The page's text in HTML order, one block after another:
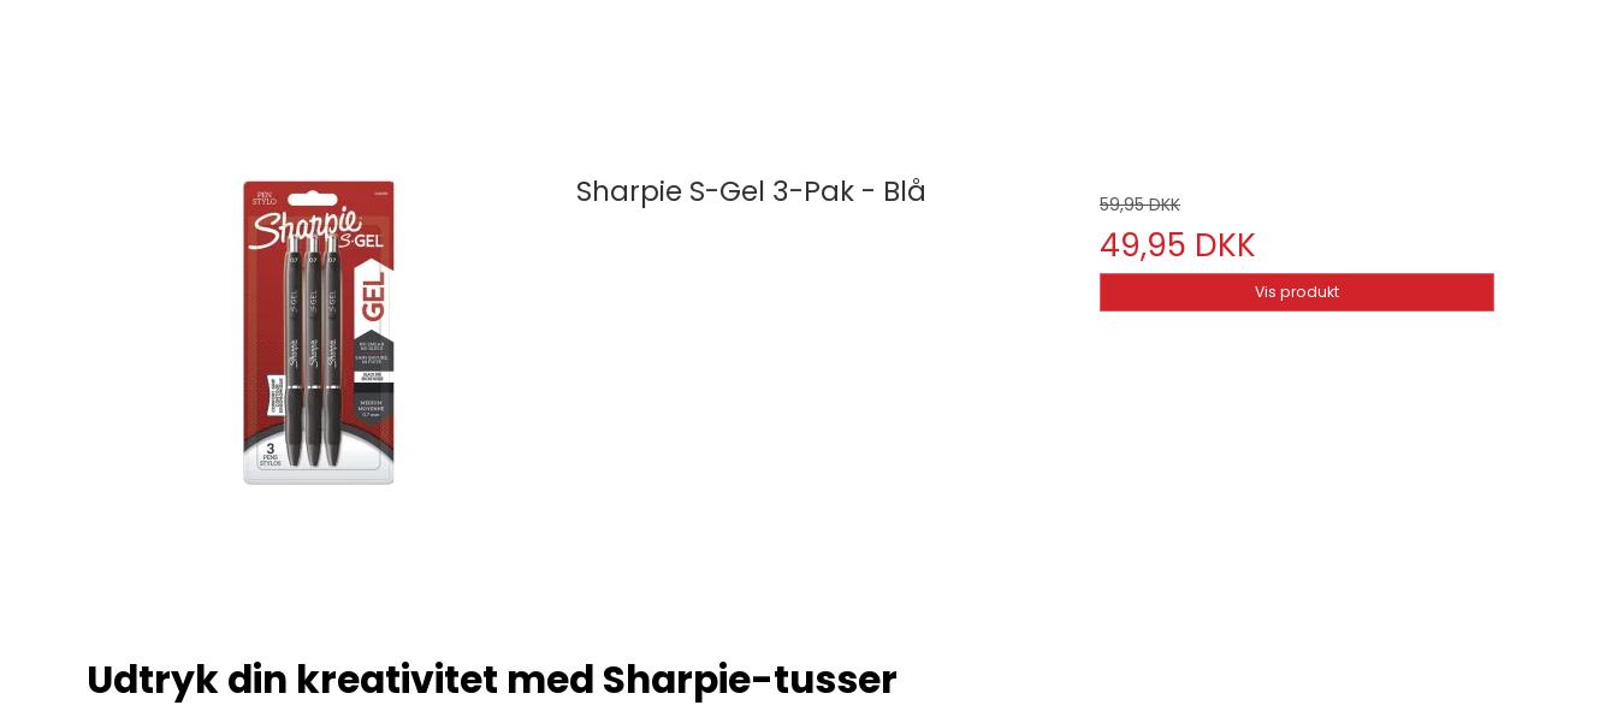
Sharpie S-Gel 3-Pak - Blå 59,95 DKK
49,95 DKK
Vis produkt
Udtryk din kreativitet med Sharpie-tusser